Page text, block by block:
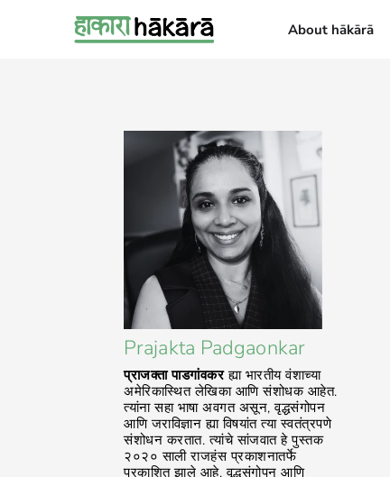
About hākārā
Prajakta Padgaonkar
प्राजक्ता पाडगांवकरह्या भारतीय वंशाच्या
अमेरिकास्थित लेखिका आणि संशोधक आहेत.
त्यांना सहा भाषा अवगत असून, वृद्धसंगोपन
आणि जराविज्ञान ह्या विषयांत त्या स्वतंत्रपणे
संशोधन करतात. त्यांचे सांजवात हे पुस्तक
२०२० साली राजहंस प्रकाशनातर्फे
प्रकाशित झाले आहे. वृद्धसंगोपन आणि